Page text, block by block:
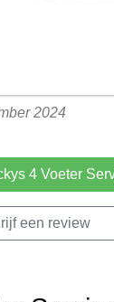
2024
4 Voeter
een review